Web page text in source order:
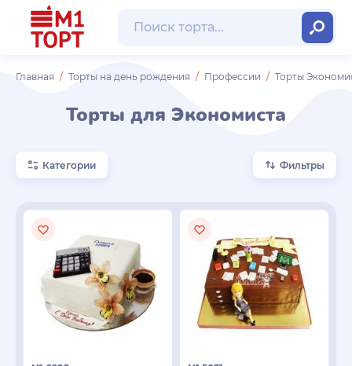
Главная Торты на день рождения Профессии Торты
Торты для Экономиста
Категории Фильтры